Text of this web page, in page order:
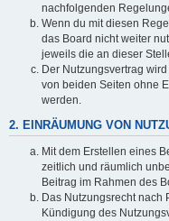
nachfolgenden
Wenn du mit diesen
das Board nicht weiter
jeweils die an dieser
Der Nutzungsvertrag
von beiden Seiten ohne
werden.
2. EINRÄUMUNG VON
Mit dem Erstellen eines
zeitlich und räumlich
Beitrag im Rahmen des
Das Nutzungsrecht nach
Kündigung des